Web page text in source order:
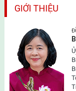
trận
GIỚI THIỆU